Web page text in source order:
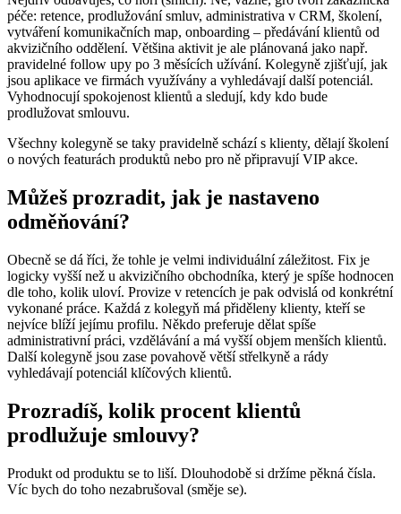
péče: retence, prodlužování smluv, administrativa v CRM, školení,
vytváření komunikačních map, onboarding – předávání klientů od
akvizičního oddělení. Většina aktivit je ale plánovaná jako např.
pravidelné follow upy po 3 měsících užívání. Kolegyně zjišťují, jak
jsou aplikace ve firmách využívány a vyhledávají další potenciál.
Vyhodnocují spokojenost klientů a sledují, kdy kdo bude
prodlužovat smlouvu.
Všechny kolegyně se taky pravidelně schází s klienty, dělají školení
o nových featurách produktů nebo pro ně připravují VIP akce.
Můžeš prozradit, jak je nastaveno
odměňování?
Obecně se dá říci, že tohle je velmi individuální záležitost. Fix je
logicky vyšší než u akvizičního obchodníka, který je spíše hodnocen
dle toho, kolik uloví. Provize v retencích je pak odvislá od konkrétní
vykonané práce. Každá z kolegyň má přiděleny klienty, kteří se
nejvíce blíží jejímu profilu. Někdo preferuje dělat spíše
administrativní práci, vzdělávání a má vyšší objem menších klientů.
Další kolegyně jsou zase povahově větší střelkyně a rády
vyhledávají potenciál klíčových klientů.
Prozradíš, kolik procent klientů
prodlužuje smlouvy?
Produkt od produktu se to liší. Dlouhodobě si držíme pěkná čísla.
Víc bych do toho nezabrušoval (směje se).